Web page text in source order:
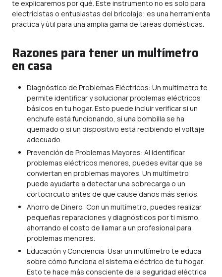
te explicaremos por qué. Este instrumento no es solo para
electricistas o entusiastas del bricolaje; es una herramienta
práctica y útil para una amplia gama de tareas domésticas.
Razones para tener un multímetro
en casa
Diagnóstico de Problemas Eléctricos: Un multímetro te
permite identificar y solucionar problemas eléctricos
básicos en tu hogar. Esto puede incluir verificar si un
enchufe está funcionando, si una bombilla se ha
quemado o si un dispositivo está recibiendo el voltaje
adecuado.
Prevención de Problemas Mayores: Al identificar
problemas eléctricos menores, puedes evitar que se
conviertan en problemas mayores. Un multímetro
puede ayudarte a detectar una sobrecarga o un
cortocircuito antes de que cause daños más serios.
Ahorro de Dinero: Con un multímetro, puedes realizar
pequeñas reparaciones y diagnósticos por ti mismo,
ahorrando el costo de llamar a un profesional para
problemas menores.
Educación y Conciencia: Usar un multímetro te educa
sobre cómo funciona el sistema eléctrico de tu hogar.
Esto te hace más consciente de la seguridad eléctrica